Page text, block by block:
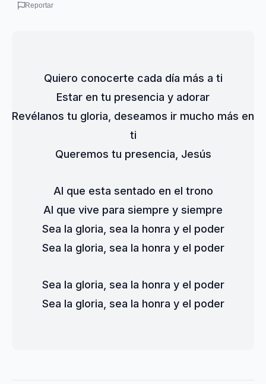
Reportar
Quiero conocerte cada día más a ti
Estar en tu presencia y adorar
Revélanos tu gloria, deseamos ir mucho más en
ti
Queremos tu presencia, Jesús
Al que esta sentado en el trono
Al que vive para siempre y siempre
Sea la gloria, sea la honra y el poder
Sea la gloria, sea la honra y el poder
Sea la gloria, sea la honra y el poder
Sea la gloria, sea la honra y el poder